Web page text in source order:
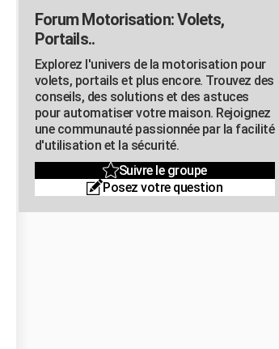
Forum Motorisation: Volets,
Portails..
Explorez l'univers de la motorisation pour
volets, portails et plus encore. Trouvez des
conseils, des solutions et des astuces
pour automatiser votre maison. Rejoignez
une communauté passionnée par la facilité
d'utilisation et la sécurité.
Suivre le groupe
Posez votre question